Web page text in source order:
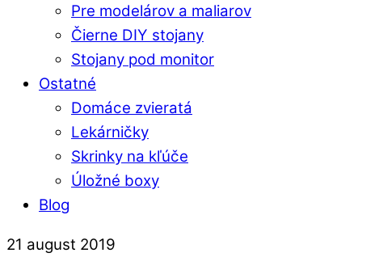
Pre modelárov a maliarov
Čierne DIY stojany
Stojany pod monitor
Ostatné
Domáce zvieratá
Lekárničky
Skrinky na kľúče
Úložné boxy
Blog
Close
Close
21 august 2019